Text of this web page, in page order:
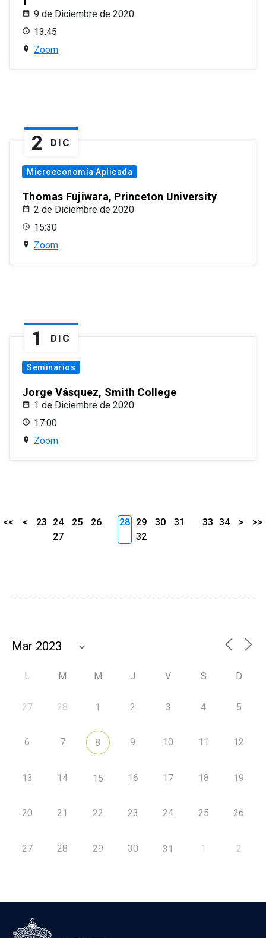
9 de Diciembre de 2020
13:45
Zoom
2 DIC
Microeconomía Aplicada
Thomas Fujiwara, Princeton University
2 de Diciembre de 2020
15:30
Zoom
1 DIC
Seminarios
Jorge Vásquez, Smith College
1 de Diciembre de 2020
17:00
Zoom
<< < 23 24 25
26
27
28 29 30
31
32
33 34 > >>
L M M J V S D
27 28 1 2 3 4 5
6 7 8 9 10 11 12
13 14 15 16 17 18 19
20 21 22 23 24 25 26
27 28 29 30 31 1 2